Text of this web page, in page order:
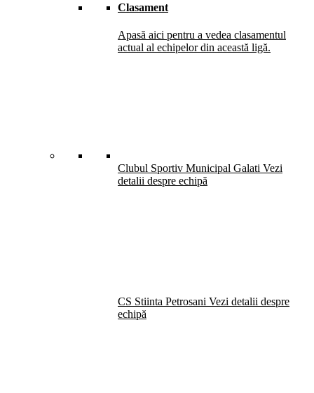
Clasament
Apasă aici pentru a vedea clasamentul
actual al echipelor din această ligă.
Clubul Sportiv Municipal Galati Vezi
detalii despre echipă
CS Stiinta Petrosani Vezi detalii despre
echipă